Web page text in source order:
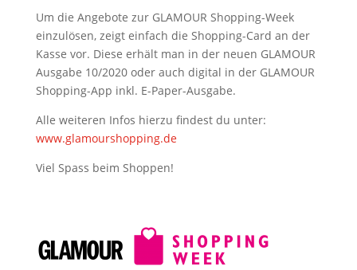
Um die Angebote zur GLAMOUR Shopping-Week
einzulösen, zeigt einfach die Shopping-Card an der
Kasse vor. Diese erhält man in der neuen GLAMOUR
Ausgabe 10/2020 oder auch digital in der GLAMOUR
Shopping-App inkl. E-Paper-Ausgabe.
Alle weiteren Infos hierzu findest du unter:
www.glamourshopping.de
Viel Spass beim Shoppen!